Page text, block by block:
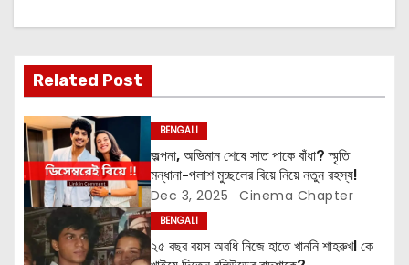
a
v
i
g
a
t
Related Post
BENGALI
জল্পনা, অভিমান শেষে সাত পাকে বাঁধা? স্মৃতি
মন্ধানা-পলাশ মুচ্ছলের বিয়ে নিয়ে নতুন রহস্য!
Dec 3, 2025 Cinema Chapter
BENGALI
২৫ বছর বয়স অবধি নিজে হাতে খাননি শাহরুখ! কে